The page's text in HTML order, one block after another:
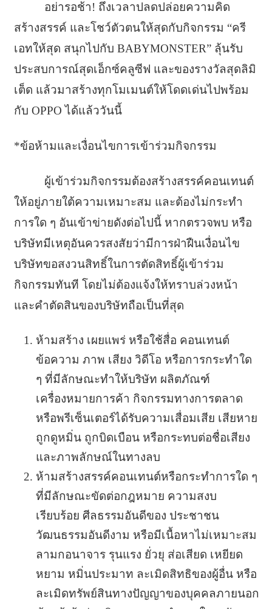
อย่ารอช้า! ถึงเวลาปลดปล่อยความคิด
สร้างสรรค์ และโชว์ตัวตนให้สุดกับกิจกรรม “ครี
เอทให้สุด สนุกไปกับ BABYMONSTER” ลุ้นรับ
ประสบการณ์สุดเอ็กซ์คลูซีฟ และของรางวัลสุดลิมิ
เต็ด แล้วมาสร้างทุกโมเมนต์ให้โดดเด่นไปพร้อม
กับ OPPO ได้แล้ววันนี้
*ข้อห้ามและเงื่อนไขการเข้าร่วมกิจกรรม
ผู้เข้าร่วมกิจกรรมต้องสร้างสรรค์คอนเทนต์
ให้อยู่ภายใต้ความเหมาะสม และต้องไม่กระทำ
การใด ๆ อันเข้าข่ายดังต่อไปนี้ หากตรวจพบ หรือ
บริษัทมีเหตุอันควรสงสัยว่ามีการฝ่าฝืนเงื่อนไข
บริษัทขอสงวนสิทธิ์ในการตัดสิทธิ์ผู้เข้าร่วม
กิจกรรมทันที โดยไม่ต้องแจ้งให้ทราบล่วงหน้า
และคำตัดสินของบริษัทถือเป็นที่สุด
ห้ามสร้าง เผยแพร่ หรือใช้สื่อ คอนเทนต์
ข้อความ ภาพ เสียง วิดีโอ หรือการกระทำใด
ๆ ที่มีลักษณะทำให้บริษัท ผลิตภัณฑ์
เครื่องหมายการค้า กิจกรรมทางการตลาด
หรือพรีเซ็นเตอร์ได้รับความเสื่อมเสีย เสียหาย
ถูกดูหมิ่น ถูกบิดเบือน หรือกระทบต่อชื่อเสียง
และภาพลักษณ์ในทางลบ
ห้ามสร้างสรรค์คอนเทนต์หรือกระทำการใด ๆ
ที่มีลักษณะขัดต่อกฎหมาย ความสงบ
เรียบร้อย ศีลธรรมอันดีของ ประชาชน
วัฒนธรรมอันดีงาม หรือมีเนื้อหาไม่เหมาะสม
ลามกอนาจาร รุนแรง ยั่วยุ ส่อเสียด เหยียด
หยาม หมิ่นประมาท ละเมิดสิทธิของผู้อื่น หรือ
ละเมิดทรัพย์สินทางปัญญาของบุคคลภายนอก